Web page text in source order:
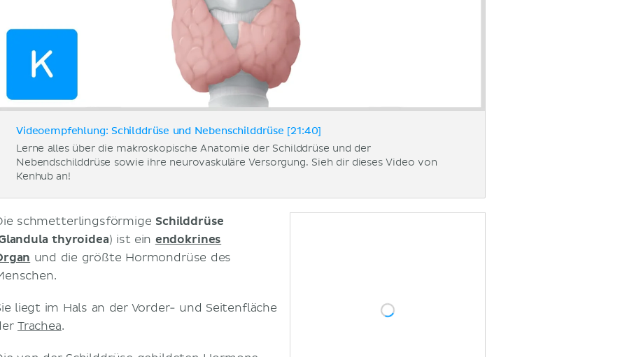
Videoempfehlung: Schilddrüse und Nebenschilddrüse [21:40]
Lerne alles über die makroskopische Anatomie der Schilddrüse und der
Nebendschilddrüse sowie ihre neurovaskuläre Versorgung. Sieh dir dieses Video von
Kenhub an!
schmetterlingsförmige Schilddrüse
thyroidea) ist ein endokrines
und die größte Hormondrüse des
liegt im Hals an der Vorder- und Seitenfläche
Trachea.